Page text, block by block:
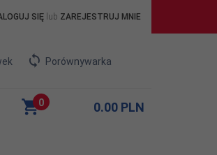
SIĘ lub ZAREJESTRUJ MNIE
Porównywarka
0 0.00PLN